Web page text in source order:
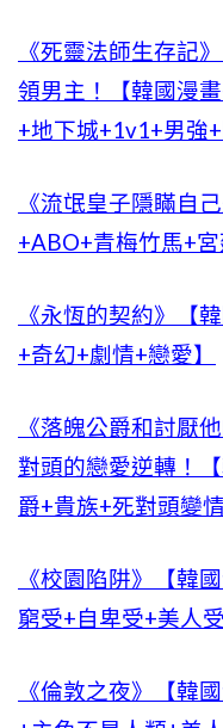
《死靈法師生存記
領男主！【韓國漫
+地下城+1v1+男強+
《流氓皇子隱瞞自
+ABO+青梅竹馬+宮
《永恆的契約》【
+奇幻+劇情+戀愛】
《落魄公爵和討厭
對頭的戀愛逆轉！
爵+貴族+死對頭變
《校園陷阱》【韓
窮受+自卑受+美人
《倫敦之夜》【韓